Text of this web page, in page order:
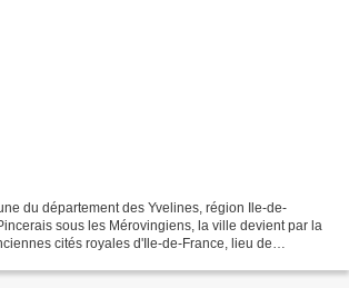
du département des Yvelines, région Ile-de-
sous les Mérovingiens, la ville devient par la
cités royales d'Ile-de-France, lieu de